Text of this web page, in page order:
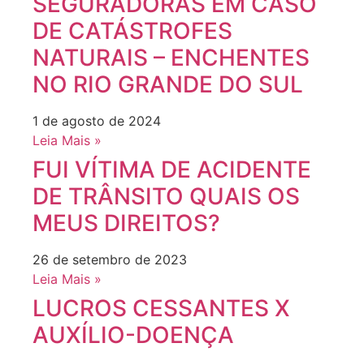
DE CATÁSTROFES
NATURAIS – ENCHENTES
NO RIO GRANDE DO SUL
1 de agosto de 2024
Leia Mais »
FUI VÍTIMA DE ACIDENTE
DE TRÂNSITO QUAIS OS
MEUS DIREITOS?
26 de setembro de 2023
Leia Mais »
LUCROS CESSANTES X
AUXÍLIO-DOENÇA